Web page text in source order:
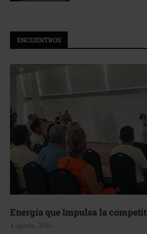
ENCUENTROS
Energía que Impulsa la
4 agosto, 2026